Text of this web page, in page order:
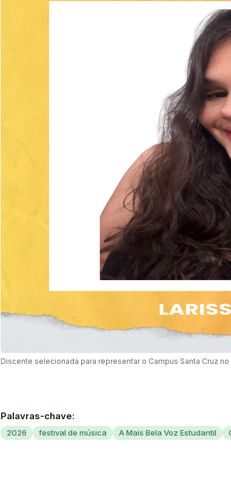
Discente selecionada para representar o Campus Santa Cruz
Palavras-chave:
2026 festival de música A Mais Bela Voz Estudantil